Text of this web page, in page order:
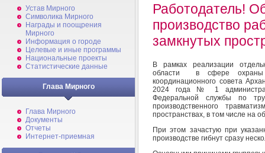
Устав Мирного
Символика Мирного
Награды и поощрения
Мирного
Информация о городе
Целевые и иные программы
Национальные проекты
Статистические данные
Глава Мирного
Глава Мирного
Документы
Отчеты
Интернет-приемная
Работодатель!
производство
замкнутых
В рамках реализации
области в сфере охраны
координационного совета
2024 года № 1
Федеральной службы по
производственного
пространствах, в том числе на
При этом зачастую при
производстве гибнут сразу